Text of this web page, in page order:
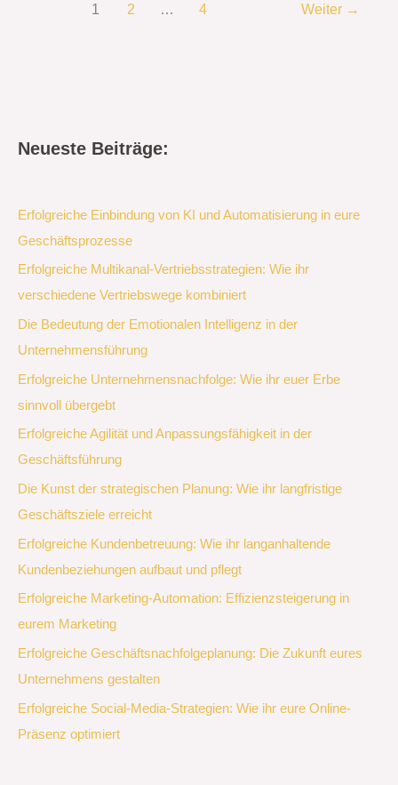
1 2 … 4 Weiter →
Neueste Beiträge:
Erfolgreiche Einbindung von KI und Automatisierung in eure
Geschäftsprozesse
Erfolgreiche Multikanal-Vertriebsstrategien: Wie ihr
verschiedene Vertriebswege kombiniert
Die Bedeutung der Emotionalen Intelligenz in der
Unternehmensführung
Erfolgreiche Unternehmensnachfolge: Wie ihr euer Erbe
sinnvoll übergebt
Erfolgreiche Agilität und Anpassungsfähigkeit in der
Geschäftsführung
Die Kunst der strategischen Planung: Wie ihr langfristige
Geschäftsziele erreicht
Erfolgreiche Kundenbetreuung: Wie ihr langanhaltende
Kundenbeziehungen aufbaut und pflegt
Erfolgreiche Marketing-Automation: Effizienzsteigerung in
eurem Marketing
Erfolgreiche Geschäftsnachfolgeplanung: Die Zukunft eures
Unternehmens gestalten
Erfolgreiche Social-Media-Strategien: Wie ihr eure Online-
Präsenz optimiert